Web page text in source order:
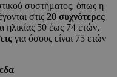
συστήματος, όπως η
στις 20 συχνότερες
ηλικίας 50 έως 74 ετών,
για όσους είναι 75 ετών